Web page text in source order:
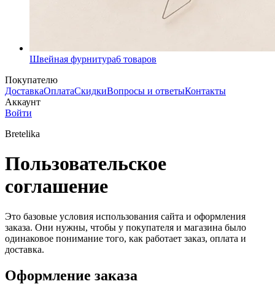
Швейная фурнитура6 товаров
Покупателю
ДоставкаОплатаСкидкиВопросы и ответыКонтакты
Аккаунт
Войти
Bretelika
Пользовательское
соглашение
Это базовые условия использования сайта и оформления
заказа. Они нужны, чтобы у покупателя и магазина было
одинаковое понимание того, как работает заказ, оплата и
доставка.
Оформление заказа